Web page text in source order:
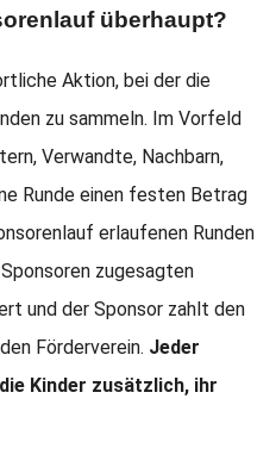
überhaupt?
Aktion, bei der die
zu sammeln. Im Vorfeld
Verwandte, Nachbarn,
Runde einen festen Betrag
erlaufenen Runden
zugesagten
und der Sponsor zahlt den
Förderverein. Jeder
Kinder zusätzlich, ihr